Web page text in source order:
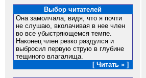
Выбор читателей
Она замолчала, видя, что я почти
не слушаю, вколачивая в нее член
во все убыстряющемся темпе.
Наконец член резко раздулся и
выбросил первую струю в глубине
тещиного влагалища.
[ Читать » ]